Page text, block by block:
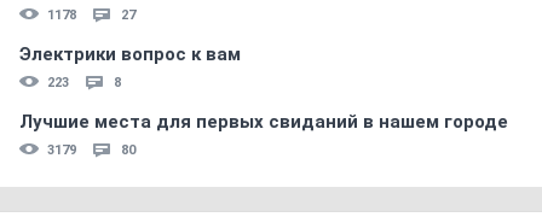
1178 27
Электрики вопрос к вам
223 8
Лучшие места для первых свиданий в нашем городе
3179 80